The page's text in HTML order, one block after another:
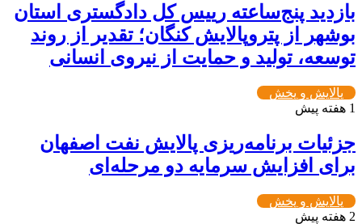
بازدید پنج‌ساعته رییس کل دادگستری استان
بوشهر از پتروپالایش کنگان؛ تقدیر از روند
توسعه، تولید و حمایت از نیروی انسانی
پالایش و پخش
1 هفته پیش
جزئیات برنامه‌ریزی پالایش نفت اصفهان
برای افزایش سرمایه دو مرحله‌ای
پالایش و پخش
2 هفته پیش